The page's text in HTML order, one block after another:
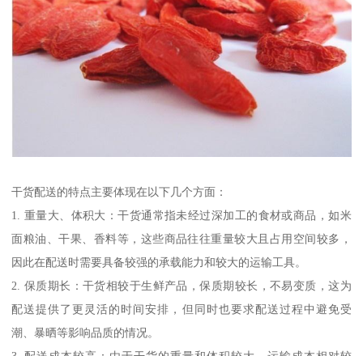
干货配送的特点主要体现在以下几个方面：
1. 重量大、体积大：干货通常指未经过深加工的食材或商品，如米
面粮油、干果、香料等，这些商品往往重量较大且占用空间较多，
因此在配送时需要具备较强的承载能力和较大的运输工具。
2. 保质期长：干货相较于生鲜产品，保质期较长，不易变质，这为
配送提供了更灵活的时间安排，但同时也要求配送过程中避免受
潮、暴晒等影响品质的情况。